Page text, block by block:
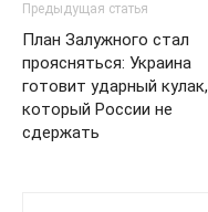
Предыдущая статья
План Залужного стал
проясняться: Украина
готовит ударный кулак,
который России не
сдержать